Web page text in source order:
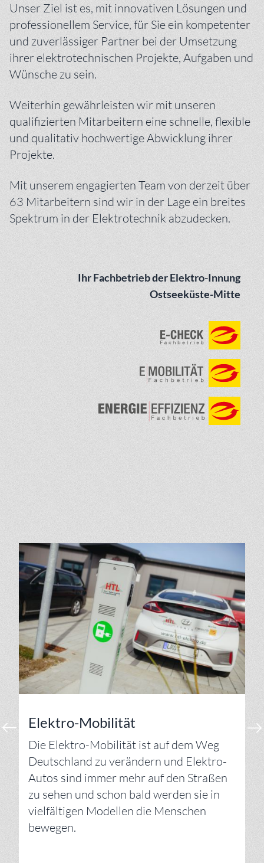
Unser Ziel ist es, mit innovativen Lösungen und
professionellem Service, für Sie ein kompetenter
und zuverlässiger Partner bei der Umsetzung
ihrer elektrotechnischen Projekte, Aufgaben und
Wünsche zu sein.
Weiterhin gewährleisten wir mit unseren
qualifizierten Mitarbeitern eine schnelle, flexible
und qualitativ hochwertige Abwicklung ihrer
Projekte.
Mit unserem engagierten Team von derzeit über
63 Mitarbeitern sind wir in der Lage ein breites
Spektrum in der Elektrotechnik abzudecken.
Ihr Fachbetrieb der Elektro-Innung
Ostseeküste-Mitte
Link zur Seite: Elektro-Mobilität
Elektro-Mobilität
Die Elektro-Mobilität ist auf dem Weg
Deutschland zu verändern und Elektro-
Autos sind immer mehr auf den Straßen
zu sehen und schon bald werden sie in
vielfältigen Modellen die Menschen
bewegen.